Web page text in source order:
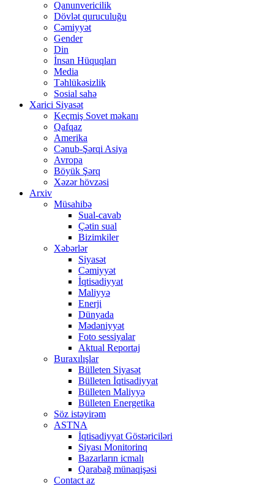
Qanunvericilik
Dövlət quruculuğu
Cəmiyyət
Gender
Din
İnsan Hüquqları
Media
Təhlükəsizlik
Sosial sahə
Xarici Siyasət
Keçmiş Sovet məkanı
Qafqaz
Amerika
Cənub-Şərqi Asiya
Avropa
Böyük Şərq
Xəzər hövzəsi
Arxiv
Müsahibə
Sual-cavab
Çətin sual
Bizimkiler
Xəbərlər
Siyasət
Cəmiyyət
İqtisadiyyat
Maliyyə
Enerji
Dünyada
Mədəniyyət
Foto sessiyalar
Aktual Reportaj
Buraxılışlar
Bülleten Siyasət
Bülleten İqtisadiyyat
Bülleten Maliyyə
Bülleten Energetika
Söz istəyirəm
ASTNA
İqtisadiyyat Göstəriciləri
Siyası Monitorinq
Bazarların icmalı
Qarabağ münaqişəsi
Contact az